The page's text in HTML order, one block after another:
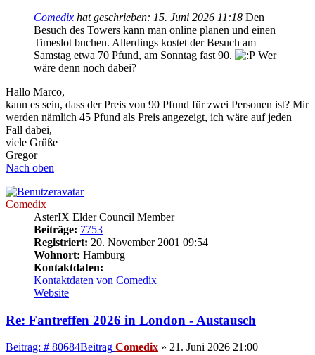
Comedix hat geschrieben: 15. Juni 2026 11:18 Den
Besuch des Towers kann man online planen und einen
Timeslot buchen. Allerdings kostet der Besuch am
Samstag etwa 70 Pfund, am Sonntag fast 90.
Wer
wäre denn noch dabei?
Hallo Marco,
kann es sein, dass der Preis von 90 Pfund für zwei Personen ist? Mir
werden nämlich 45 Pfund als Preis angezeigt, ich wäre auf jeden
Fall dabei,
viele Grüße
Gregor
Nach oben
Comedix
AsterIX Elder Council Member
Beiträge: 7753
Registriert: 20. November 2001 09:54
Wohnort: Hamburg
Kontaktdaten:
Kontaktdaten von Comedix
Website
Re: Fantreffen 2026 in London - Austausch
Beitrag: # 80684Beitrag Comedix » 21. Juni 2026 21:00